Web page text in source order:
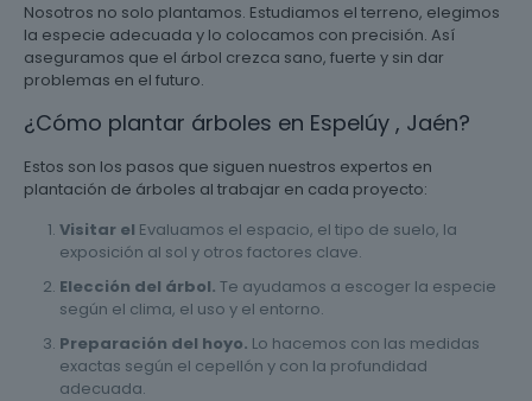
Nosotros no solo plantamos. Estudiamos el terreno, elegimos
la especie adecuada y lo colocamos con precisión. Así
aseguramos que el árbol crezca sano, fuerte y sin dar
problemas en el futuro.
¿Cómo plantar árboles en Espelúy , Jaén?
Estos son los pasos que siguen nuestros expertos en
plantación de árboles al trabajar en cada proyecto:
Visitar el Evaluamos el espacio, el tipo de suelo, la
exposición al sol y otros factores clave.
Elección del árbol. Te ayudamos a escoger la especie
según el clima, el uso y el entorno.
Preparación del hoyo. Lo hacemos con las medidas
exactas según el cepellón y con la profundidad
adecuada.